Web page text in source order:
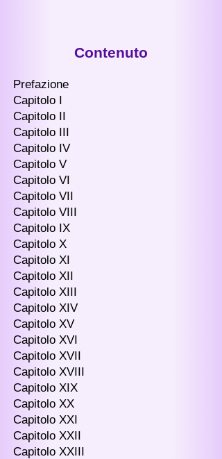
Contenuto
Prefazione
Capitolo I
Capitolo II
Capitolo III
Capitolo IV
Capitolo V
Capitolo VI
Capitolo VII
Capitolo VIII
Capitolo IX
Capitolo X
Capitolo XI
Capitolo XII
Capitolo XIII
Capitolo XIV
Capitolo XV
Capitolo XVI
Capitolo XVII
Capitolo XVIII
Capitolo XIX
Capitolo XX
Capitolo XXI
Capitolo XXII
Capitolo XXIII